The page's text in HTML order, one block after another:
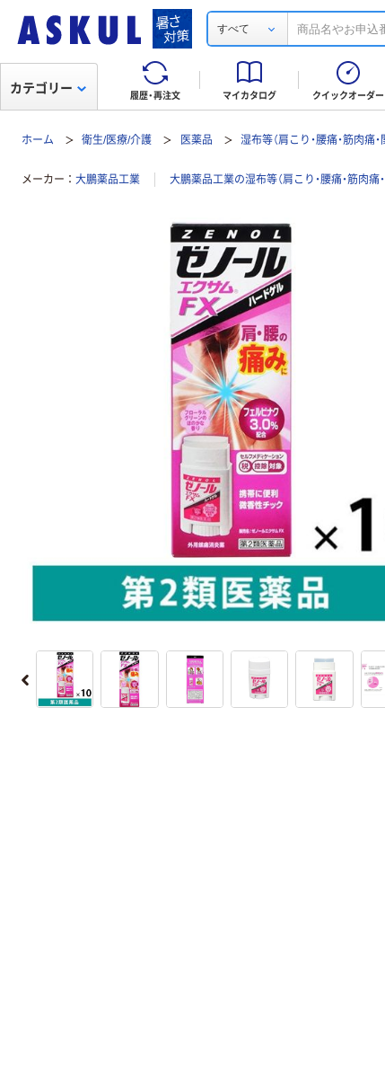
すべて
履歴・再注文 マイカタログ クイックオーダー
カテゴリー
ホーム 衛生/医療/介護 医薬品 湿布等（肩こり・腰痛・筋肉痛・
メーカー 大鵬薬品工業 大鵬薬品工業の湿布等（肩こり・腰痛・筋肉痛